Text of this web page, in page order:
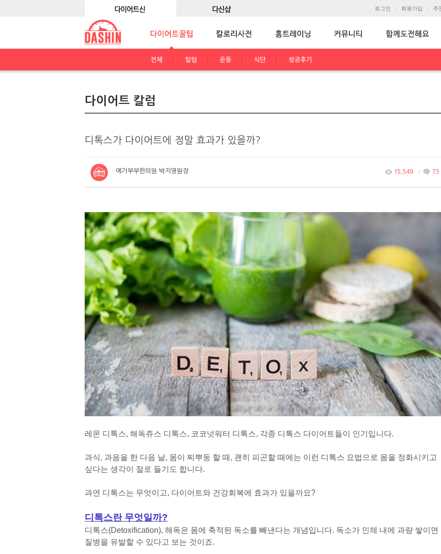
로그인 회원가입 주
전체 칼럼 운동 식단 성공후기
다이어트 칼럼
디톡스가 다이어트에 정말 효과가 있을까?
예가부부한의원 박지영원장 15,549 73
레몬 디톡스, 해독쥬스 디톡스, 코코넛워터 디톡스, 각종 디톡스 다이어트들이 인기입니다.
과식, 과음을 한 다음 날, 몸이 찌뿌둥 할 때, 괜히 피곤할 때에는 이런 디톡스 요법으로 몸을 정화시키고
싶다는 생각이 절로 들기도 합니다.
과연 디톡스는 무엇이고, 다이어트와 건강회복에 효과가 있을까요?
디톡스란 무엇일까?
디톡스(Detoxification), 해독은 몸에 축적된 독소를 빼낸다는 개념입니다. 독소가 인체 내에 과량 쌓이면
질병을 유발할 수 있다고 보는 것이죠.